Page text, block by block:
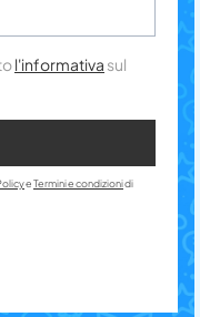
l'informativa sul
eTermini e condizionidi